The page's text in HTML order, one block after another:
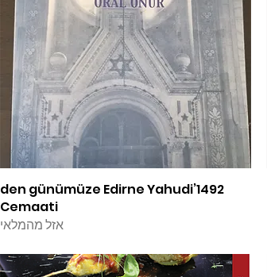
תצוגה מהירה
1492’den günümüze Edirne Yahudi
Cemaati
אזל מהמלאי